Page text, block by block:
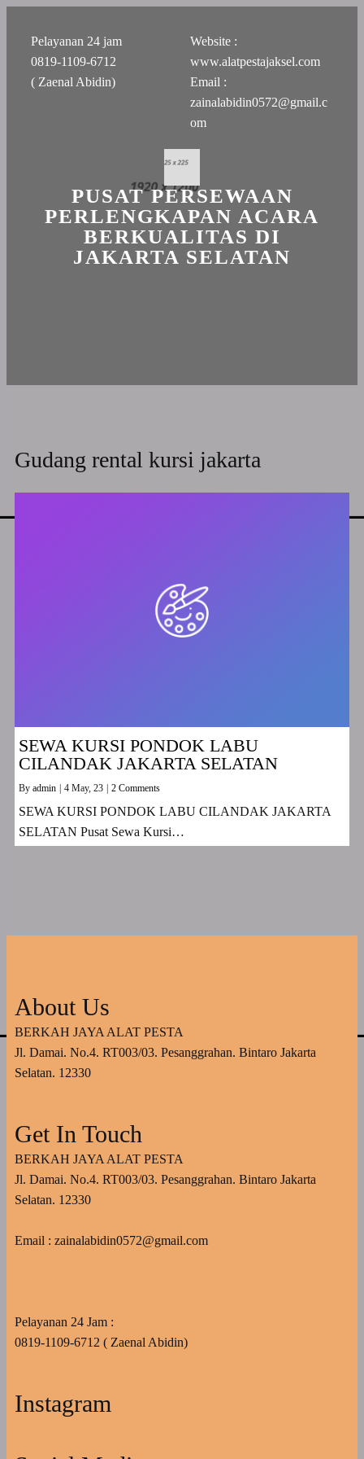
Pelayanan 24 jam
0819-1109-6712
( Zaenal Abidin)
Website :
www.alatpestajaksel.com
Email :
zainalabidin0572@gmail.c
om
PUSAT PERSEWAAN
PERLENGKAPAN ACARA
BERKUALITAS DI
JAKARTA SELATAN
Gudang rental kursi jakarta
SEWA KURSI PONDOK LABU
CILANDAK JAKARTA SELATAN
By admin 4 May, 23 2 Comments
SEWA KURSI PONDOK LABU CILANDAK JAKARTA
SELATAN Pusat Sewa Kursi…
About Us
BERKAH JAYA ALAT PESTA
Jl. Damai. No.4. RT003/03. Pesanggrahan. Bintaro Jakarta
Selatan. 12330
Get In Touch
BERKAH JAYA ALAT PESTA
Jl. Damai. No.4. RT003/03. Pesanggrahan. Bintaro Jakarta
Selatan. 12330
Email : zainalabidin0572@gmail.com
Pelayanan 24 Jam :
0819-1109-6712 ( Zaenal Abidin)
Instagram